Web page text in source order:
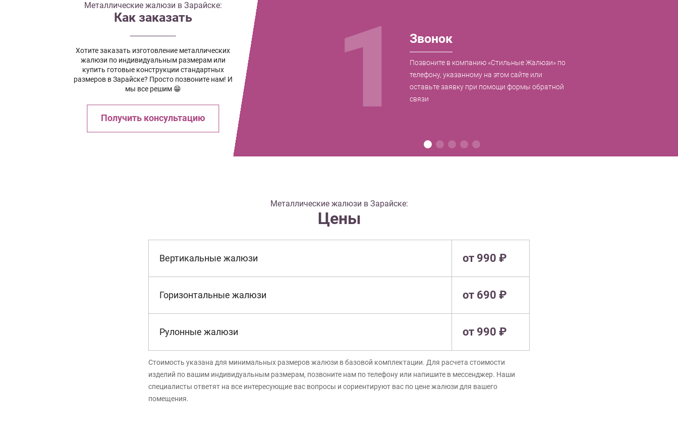
Металлические жалюзи в Зарайске:
Как заказать
Хотите заказать изготовление металлических
жалюзи по индивидуальным размерам или
купить готовые конструкции стандартных
размеров в Зарайске? Просто позвоните нам! И
мы все решим 😁
Получить консультацию 1 Звонок
Позвоните в компанию «Стильные Жалюзи» по
телефону, указанному на этом сайте или
оставьте заявку при помощи формы обратной
связи
Металлические жалюзи в Зарайске:
Цены
Вертикальные жалюзи от 990 ₽
Горизонтальные жалюзи от 690 ₽
Рулонные жалюзи от 990 ₽
Стоимость указана для минимальных размеров жалюзи в базовой комплектации. Для расчета стоимости
изделий по вашим индивидуальным размерам, позвоните нам по телефону или напишите в мессенджер. Наши
специалисты ответят на все интересующие вас вопросы и сориентируют вас по цене жалюзи для вашего
помещения.